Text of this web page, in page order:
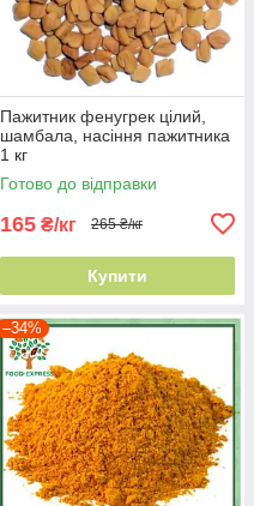
Пажитник фенугрек цілий,
шамбала, насіння пажитника
1 кг
Готово до відправки
165 ₴/кг 265 ₴/кг
Купити
–34%